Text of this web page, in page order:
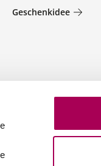
Geschenkidee